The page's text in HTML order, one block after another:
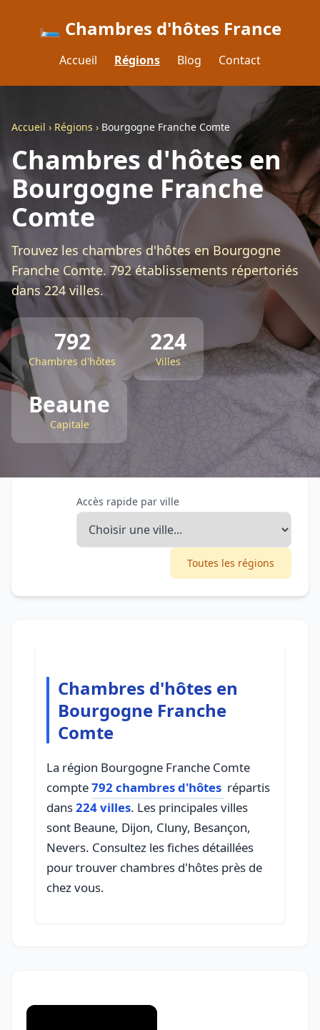
🛏️ Chambres d'hôtes France
Accueil Régions Blog Contact
Accueil › Régions › Bourgogne Franche Comte
Chambres d'hôtes en
Bourgogne Franche
Comte
Trouvez les chambres d'hôtes en Bourgogne
Franche Comte. 792 établissements répertoriés
dans 224 villes.
792
Chambres d'hôtes
224
Villes
Beaune
Capitale
Accès rapide par ville
Toutes les régions
Chambres d'hôtes en
Bourgogne Franche
Comte
La région Bourgogne Franche Comte
compte792 chambres d'hôtes répartis
dans224 villes. Les principales villes
sont Beaune, Dijon, Cluny, Besançon,
Nevers. Consultez les fiches détaillées
pour trouver chambres d'hôtes près de
chez vous.